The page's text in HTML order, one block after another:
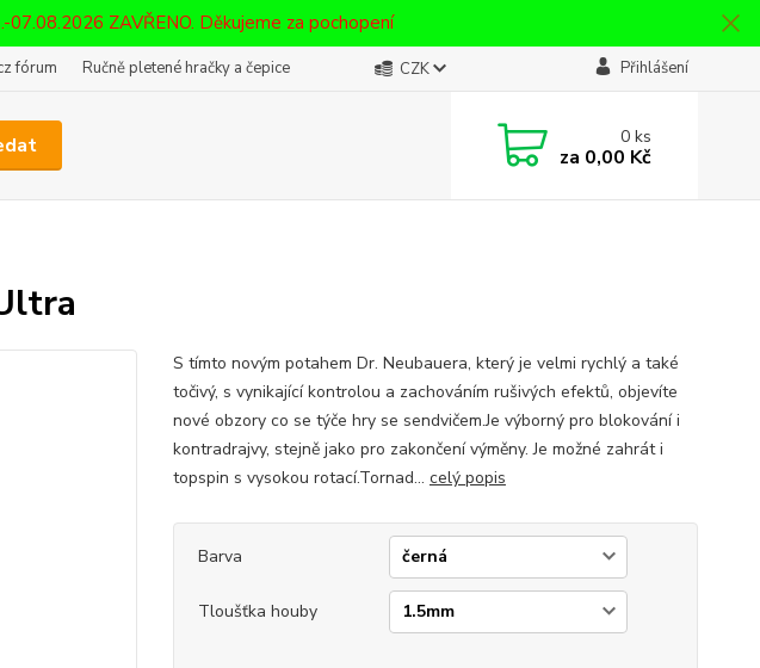
ZAVŘENO. Děkujeme za pochopení
fórum Ručně pletené hračky a čepice CZK Přihlášení
0ks
za 0,00 Kč
S tímto novým potahem Dr. Neubauera, který je velmi rychlý a také
točivý, s vynikající kontrolou a zachováním rušivých efektů, objevíte
nové obzory co se týče hry se sendvičem.Je výborný pro blokování i
kontradrajvy, stejně jako pro zakončení výměny. Je možné zahrát i
topspin s vysokou rotací.Tornad... celý popis
Barva
Tloušťka houby